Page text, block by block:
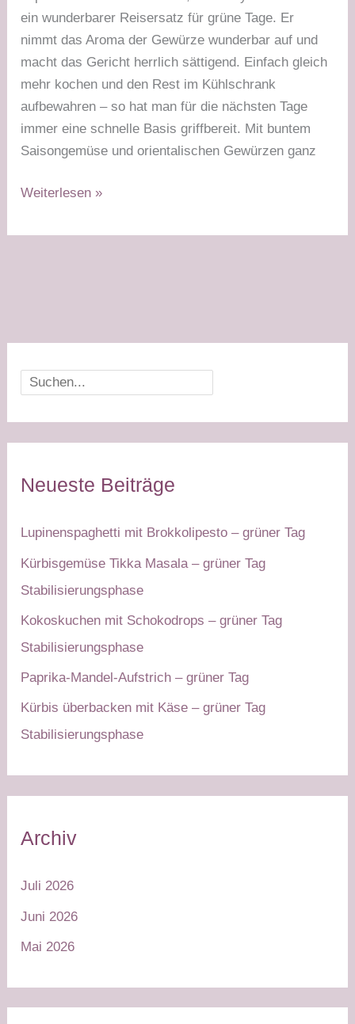
ein wunderbarer Reisersatz für grüne Tage. Er
nimmt das Aroma der Gewürze wunderbar auf und
macht das Gericht herrlich sättigend. Einfach gleich
mehr kochen und den Rest im Kühlschrank
aufbewahren – so hat man für die nächsten Tage
immer eine schnelle Basis griffbereit. Mit buntem
Saisongemüse und orientalischen Gewürzen ganz
Gemüse-
mit
Weiterlesen »
Suchen
Neueste Beiträge
Lupinenspaghetti mit Brokkolipesto – grüner Tag
Kürbisgemüse Tikka Masala – grüner Tag
Stabilisierungsphase
Kokoskuchen mit Schokodrops – grüner Tag
Stabilisierungsphase
Paprika-Mandel-Aufstrich – grüner Tag
Kürbis überbacken mit Käse – grüner Tag
Stabilisierungsphase
Archiv
Juli 2026
Juni 2026
Mai 2026